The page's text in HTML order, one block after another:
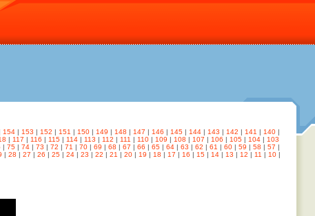
154 | 153 | 152 | 151 | 150 | 149 | 148 | 147 | 146 | 145 | 144 | 143 | 142 | 141 | 140 |
| 117 | 116 | 115| 114| 113 | 112 | 111 | 110| 109 | 108 | 107 | 106 | 105| 104| 103
| 75| 74| 73 | 72 | 71 | 70| 69 | 68 | 67 | 66 | 65| 64| 63 | 62 | 61 | 60| 59 | 58 | 57 |
| 28 | 27 | 26 | 25| 24| 23 | 22 | 21 | 20| 19 | 18 | 17 | 16 | 15| 14| 13 | 12 | 11 | 10|